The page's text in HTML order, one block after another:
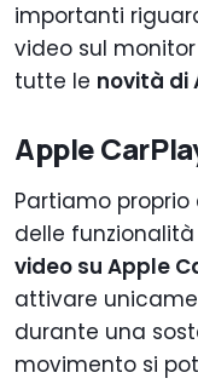
importanti
video sul
tutte le novità di
Apple
Partiamo
delle
video su Apple
attivare
durante una
movimento si